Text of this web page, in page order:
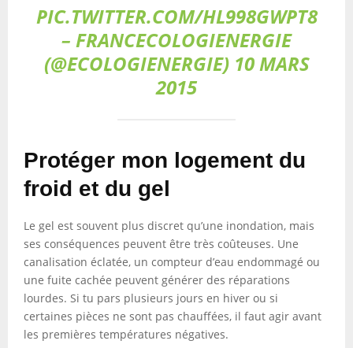
PIC.TWITTER.COM/HL998GWPT8
– FRANCECOLOGIENERGIE
(@ECOLOGIENERGIE) 10 MARS
2015
Protéger mon logement du
froid et du gel
Le gel est souvent plus discret qu’une inondation, mais
ses conséquences peuvent être très coûteuses. Une
canalisation éclatée, un compteur d’eau endommagé ou
une fuite cachée peuvent générer des réparations
lourdes. Si tu pars plusieurs jours en hiver ou si
certaines pièces ne sont pas chauffées, il faut agir avant
les premières températures négatives.